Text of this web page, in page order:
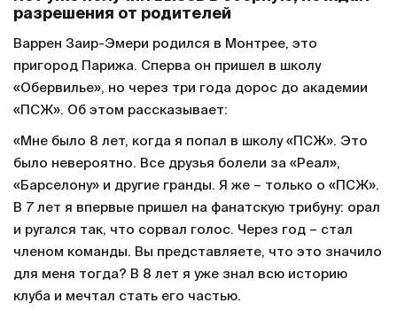
разрешения от родителей
Варрен Заир-Эмери родился в Монтрее, это
пригород Парижа. Сперва он пришел в школу
«Обервилье», но через три года дорос до академии
«ПСЖ». Об этом рассказывает:
«Мне было 8 лет, когда я попал в школу «ПСЖ». Это
было невероятно. Все друзья болели за «Реал»,
«Барселону» и другие гранды. Я же – только о «ПСЖ».
В 7 лет я впервые пришел на фанатскую трибуну: орал
и ругался так, что сорвал голос. Через год – стал
членом команды. Вы представляете, что это значило
для меня тогда? В 8 лет я уже знал всю историю
клуба и мечтал стать его частью.